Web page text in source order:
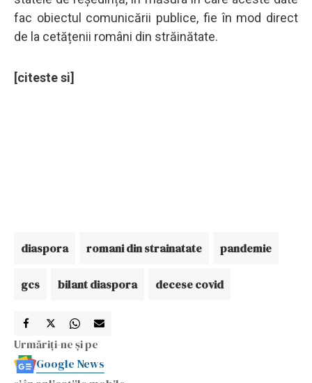
fac obiectul comunicării publice, fie în mod direct
de la cetățenii români din străinătate.
[citeste si]
diaspora romani din strainatate pandemie
gcs bilant diaspora decese covid
Urmăriți-ne și pe
Google News